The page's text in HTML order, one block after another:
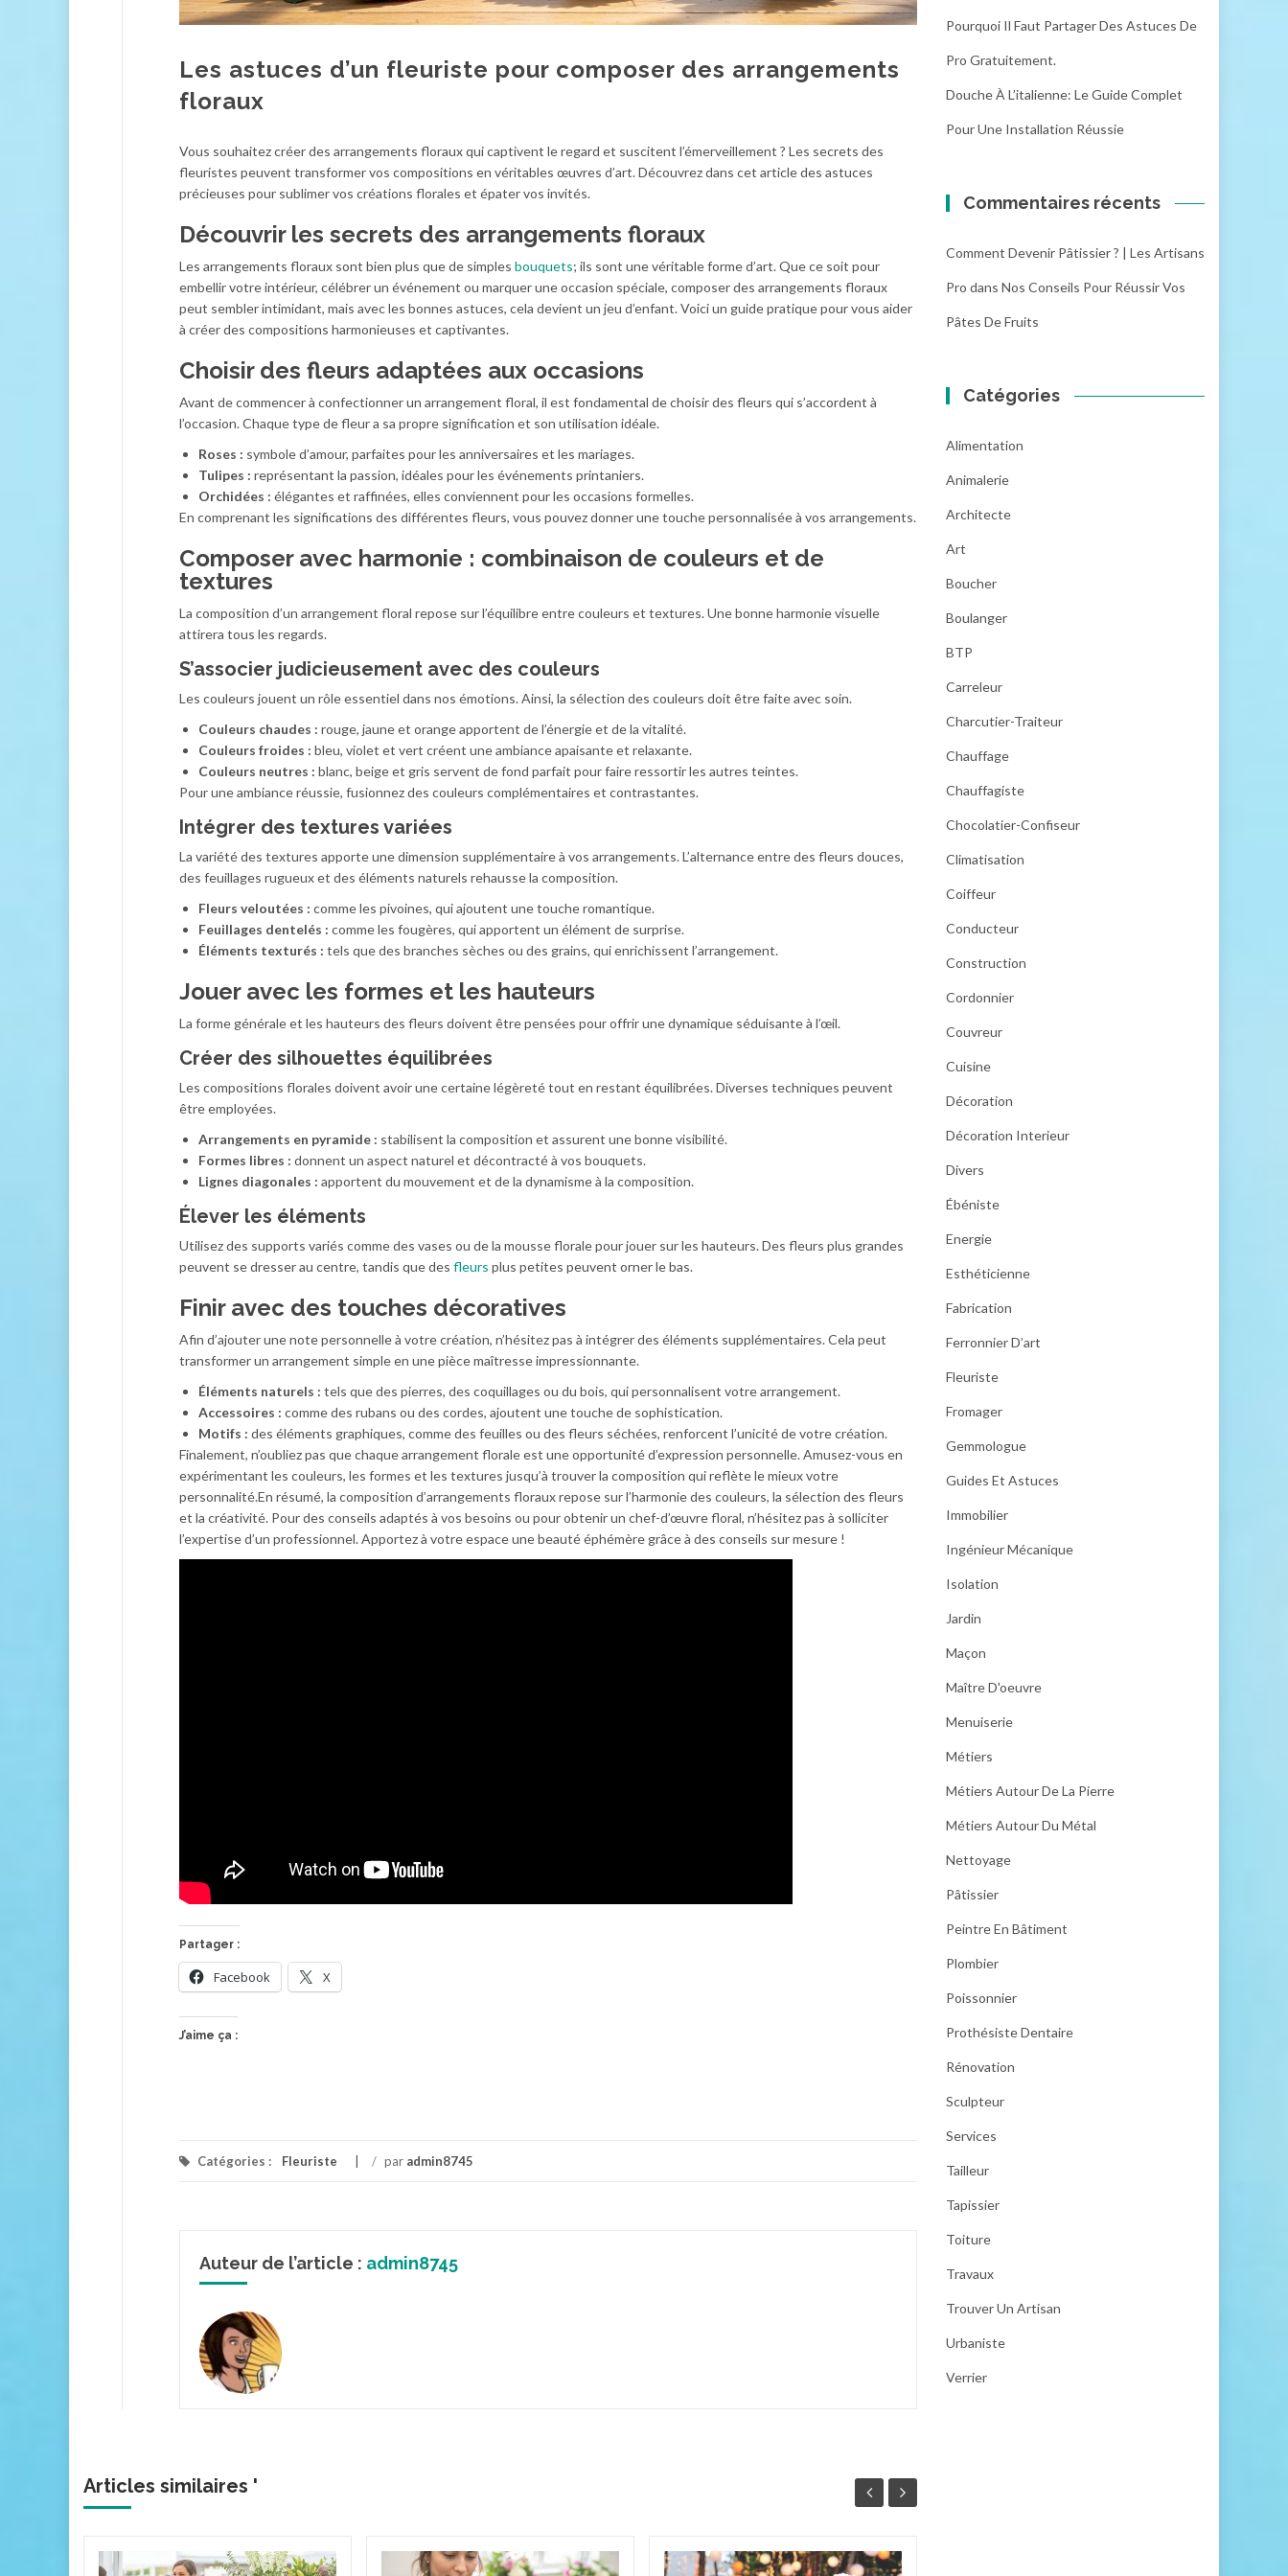
Les astuces d’un fleuriste pour composer des arrangements
floraux
Vous souhaitez créer des arrangements floraux qui captivent le regard et suscitent l’émerveillement ? Les secrets des
fleuristes peuvent transformer vos compositions en véritables œuvres d’art. Découvrez dans cet article des astuces
précieuses pour sublimer vos créations florales et épater vos invités.
Découvrir les secrets des arrangements floraux
Les arrangements floraux sont bien plus que de simples bouquets; ils sont une véritable forme d’art. Que ce soit pour
embellir votre intérieur, célébrer un événement ou marquer une occasion spéciale, composer des arrangements floraux
peut sembler intimidant, mais avec les bonnes astuces, cela devient un jeu d’enfant. Voici un guide pratique pour vous aider
à créer des compositions harmonieuses et captivantes.
Choisir des fleurs adaptées aux occasions
Avant de commencer à confectionner un arrangement floral, il est fondamental de choisir des fleurs qui s’accordent à
l’occasion. Chaque type de fleur a sa propre signification et son utilisation idéale.
Roses : symbole d’amour, parfaites pour les anniversaires et les mariages.
Tulipes : représentant la passion, idéales pour les événements printaniers.
Orchidées : élégantes et raffinées, elles conviennent pour les occasions formelles.
En comprenant les significations des différentes fleurs, vous pouvez donner une touche personnalisée à vos arrangements.
Composer avec harmonie : combinaison de couleurs et de
textures
La composition d’un arrangement floral repose sur l’équilibre entre couleurs et textures. Une bonne harmonie visuelle
attirera tous les regards.
S’associer judicieusement avec des couleurs
Les couleurs jouent un rôle essentiel dans nos émotions. Ainsi, la sélection des couleurs doit être faite avec soin.
Couleurs chaudes : rouge, jaune et orange apportent de l’énergie et de la vitalité.
Couleurs froides : bleu, violet et vert créent une ambiance apaisante et relaxante.
Couleurs neutres : blanc, beige et gris servent de fond parfait pour faire ressortir les autres teintes.
Pour une ambiance réussie, fusionnez des couleurs complémentaires et contrastantes.
Intégrer des textures variées
La variété des textures apporte une dimension supplémentaire à vos arrangements. L’alternance entre des fleurs douces,
des feuillages rugueux et des éléments naturels rehausse la composition.
Fleurs veloutées : comme les pivoines, qui ajoutent une touche romantique.
Feuillages dentelés : comme les fougères, qui apportent un élément de surprise.
Éléments texturés : tels que des branches sèches ou des grains, qui enrichissent l’arrangement.
Jouer avec les formes et les hauteurs
La forme générale et les hauteurs des fleurs doivent être pensées pour offrir une dynamique séduisante à l’œil.
Créer des silhouettes équilibrées
Les compositions florales doivent avoir une certaine légèreté tout en restant équilibrées. Diverses techniques peuvent
être employées.
Arrangements en pyramide : stabilisent la composition et assurent une bonne visibilité.
Formes libres : donnent un aspect naturel et décontracté à vos bouquets.
Lignes diagonales : apportent du mouvement et de la dynamisme à la composition.
Élever les éléments
Utilisez des supports variés comme des vases ou de la mousse florale pour jouer sur les hauteurs. Des fleurs plus grandes
peuvent se dresser au centre, tandis que des fleurs plus petites peuvent orner le bas.
Finir avec des touches décoratives
Afin d’ajouter une note personnelle à votre création, n’hésitez pas à intégrer des éléments supplémentaires. Cela peut
transformer un arrangement simple en une pièce maîtresse impressionnante.
Éléments naturels : tels que des pierres, des coquillages ou du bois, qui personnalisent votre arrangement.
Accessoires : comme des rubans ou des cordes, ajoutent une touche de sophistication.
Motifs : des éléments graphiques, comme des feuilles ou des fleurs séchées, renforcent l’unicité de votre création.
Finalement, n’oubliez pas que chaque arrangement florale est une opportunité d’expression personnelle. Amusez-vous en
expérimentant les couleurs, les formes et les textures jusqu’à trouver la composition qui reflète le mieux votre
personnalité.En résumé, la composition d’arrangements floraux repose sur l’harmonie des couleurs, la sélection des fleurs
et la créativité. Pour des conseils adaptés à vos besoins ou pour obtenir un chef-d’œuvre floral, n’hésitez pas à solliciter
l’expertise d’un professionnel. Apportez à votre espace une beauté éphémère grâce à des conseils sur mesure !
Partager :
Facebook X
J’aime ça :
Catégories : Fleuriste / par admin8745
Auteur de l’article : admin8745
Articles similaires '
Pourquoi Il Faut Partager Des Astuces De
Pro Gratuitement.
Douche À L’italienne: Le Guide Complet
Pour Une Installation Réussie
Commentaires récents
Comment Devenir Pâtissier ? | Les Artisans
Pro dans Nos Conseils Pour Réussir Vos
Pâtes De Fruits
Catégories
Alimentation
Animalerie
Architecte
Art
Boucher
Boulanger
BTP
Carreleur
Charcutier-Traiteur
Chauffage
Chauffagiste
Chocolatier-Confiseur
Climatisation
Coiffeur
Conducteur
Construction
Cordonnier
Couvreur
Cuisine
Décoration
Décoration Interieur
Divers
Ébéniste
Energie
Esthéticienne
Fabrication
Ferronnier D’art
Fleuriste
Fromager
Gemmologue
Guides Et Astuces
Immobilier
Ingénieur Mécanique
Isolation
Jardin
Maçon
Maître D'oeuvre
Menuiserie
Métiers
Métiers Autour De La Pierre
Métiers Autour Du Métal
Nettoyage
Pâtissier
Peintre En Bâtiment
Plombier
Poissonnier
Prothésiste Dentaire
Rénovation
Sculpteur
Services
Tailleur
Tapissier
Toiture
Travaux
Trouver Un Artisan
Urbaniste
Verrier